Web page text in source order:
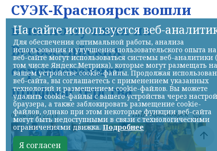
СУЭК-Красноярск вошли
в число лучших на
Всероссийских
соревнованиях
профмастерства
07.08.2026 22:13 НИА-Красноярск
На сайте используется веб-
Для обеспечения оптимальной работы, анализа
использования и улучшения пользовательского опыта на
веб-сайте могут использоваться системы веб-аналитики
том числе Яндекс.Метрика), которые могут размещать на
вашем устройстве cookie-файлы. Продолжая
веб-сайта, вы соглашаетесь с применением указанных
технологий и размещением cookie-файлов. Вы можете
удалить cookie-файлы с вашего устройства через
браузера, а также заблокировать размещение cookie-
файлов, однако при этом некоторые функции веб-сайта
могут быть недоступными в связи с технологическими
ограничениями движка.Подробнее
Я согласен